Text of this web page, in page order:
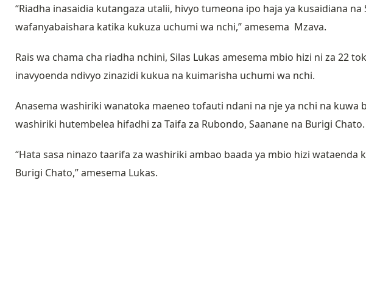
“Riadha inasaidia kutangaza utalii, hivyo tumeona ipo haja ya kusaidiana
wafanyabaishara katika kukuza uchumi wa nchi,” amesema Mzava.
Rais wa chama cha riadha nchini, Silas Lukas amesema mbio hizi ni za 22
inavyoenda ndivyo zinazidi kukua na kuimarisha uchumi wa nchi.
Anasema washiriki wanatoka maeneo tofauti ndani na nje ya nchi na kuwa
washiriki hutembelea hifadhi za Taifa za Rubondo, Saanane na Burigi Chato.
“Hata sasa ninazo taarifa za washiriki ambao baada ya mbio hizi wataenda
Burigi Chato,” amesema Lukas.